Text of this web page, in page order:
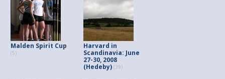
Malden Spirit Cup
(5)
Harvard in
Scandinavia: June
27-30, 2008
(Hedeby) (39)